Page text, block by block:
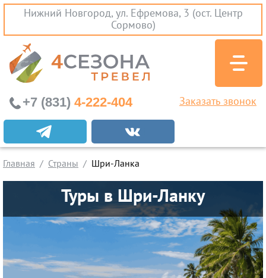
Нижний Новгород, ул. Ефремова, 3 (ост. Центр
Сормово)
Египет
Мальдивы
+7 (831) 4-222-404 Заказать звонок
Главная Страны Шри-Ланка
Туры в Шри-Ланку